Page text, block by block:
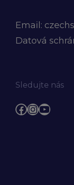
Email:
Datová
Sledujte nás
Facebook